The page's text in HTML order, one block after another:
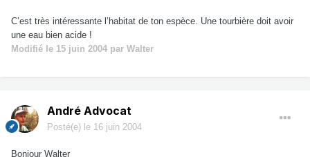
C’est très intéressante l’habitat de ton espèce. Une tourbière doit avoir
une eau bien acide !
Modifié le 15 juin 2004 par Walter
André Advocat
Posté(e) le 16 juin 2004
Bonjour Walter